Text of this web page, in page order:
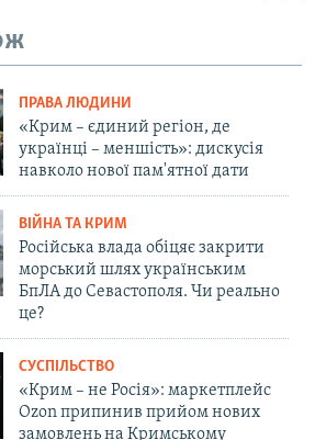
ПРАВА ЛЮДИНИ
«Крим – єдиний регіон, де
українці – меншість»: дискусія
навколо нової пам'ятної дати
ВІЙНА ТА КРИМ
Російська влада обіцяє закрити
морський шлях українським
БпЛА до Севастополя. Чи реально
це?
СУСПІЛЬСТВО
«Крим – не Росія»: маркетплейс
Ozon припинив прийом нових
замовлень на Кримському